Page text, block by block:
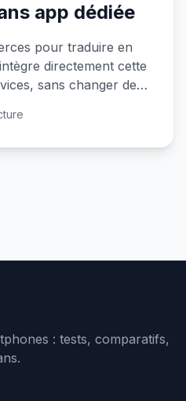
app dédiée
pour traduire en
directement cette
sans changer de
: tests, comparatifs,